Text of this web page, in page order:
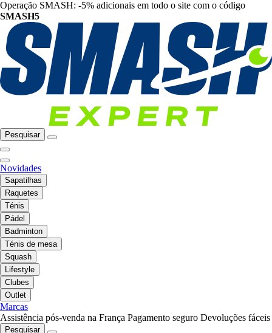
Operação SMASH: -5% adicionais em todo o site com o código
SMASH5
Pesquisar
Novidades
Sapatilhas
Raquetes
Ténis
Pádel
Badminton
Ténis de mesa
Squash
Lifestyle
Clubes
Outlet
Marcas
Assistência pós-venda na França Pagamento seguro Devoluções fáceis
Pesquisar